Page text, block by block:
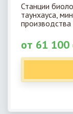
Станции
таунхауса,
производства
от 61 100